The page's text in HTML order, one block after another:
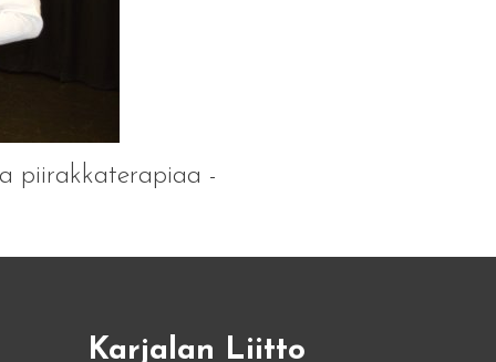
piirakkaterapiaa -
Karjalan Liitto